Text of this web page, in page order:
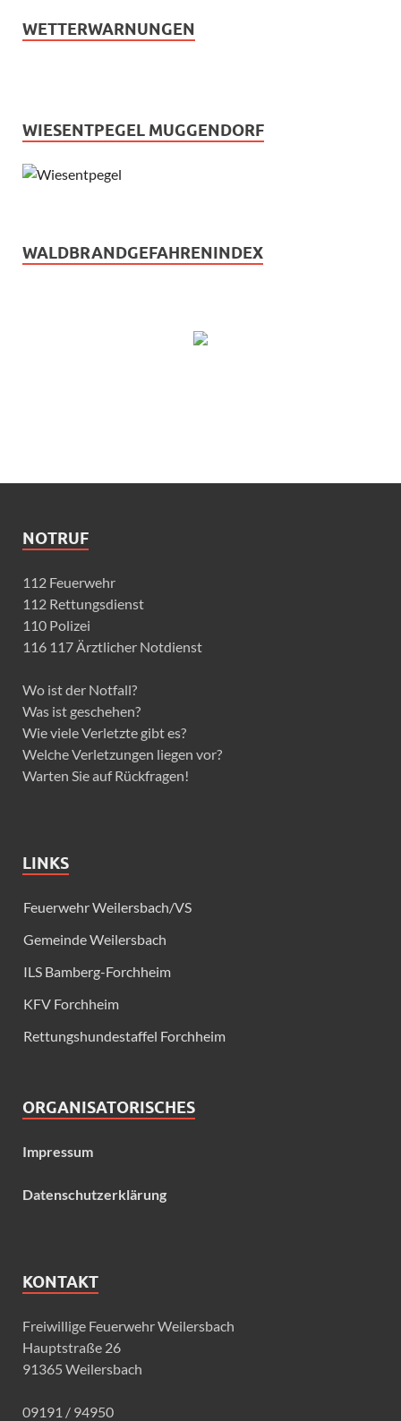
WETTERWARNUNGEN
WIESENTPEGEL MUGGENDORF
WALDBRANDGEFAHRENINDEX
NOTRUF
112 Feuerwehr
112 Rettungsdienst
110 Polizei
116 117 Ärztlicher Notdienst
Wo ist der Notfall?
Was ist geschehen?
Wie viele Verletzte gibt es?
Welche Verletzungen liegen vor?
Warten Sie auf Rückfragen!
LINKS
Feuerwehr Weilersbach/VS
Gemeinde Weilersbach
ILS Bamberg-Forchheim
KFV Forchheim
Rettungshundestaffel Forchheim
ORGANISATORISCHES
Impressum
Datenschutzerklärung
KONTAKT
Freiwillige Feuerwehr Weilersbach
Hauptstraße 26
91365 Weilersbach
09191 / 94950